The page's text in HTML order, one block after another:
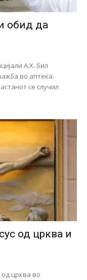
обид да
А.Х. бил
во аптека.
се случил
од црква и
од црква во